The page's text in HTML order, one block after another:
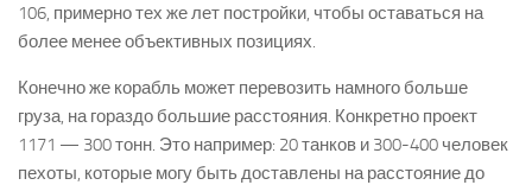
106, примерно тех же лет постройки, чтобы оставаться на
более менее объективных позициях.
Конечно же корабль может перевозить намного больше
груза, на гораздо большие расстояния. Конкретно проект
1171 — 300 тонн. Это например: 20 танков и 300-400 человек
пехоты, которые могу быть доставлены на расстояние до